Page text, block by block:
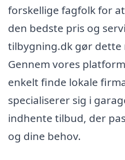
forskellige fagfolk for
den bedste pris og
tilbygning.dk gør dette
Gennem vores
enkelt finde lokale
specialiserer sig i
indhente tilbud, der
og dine behov.